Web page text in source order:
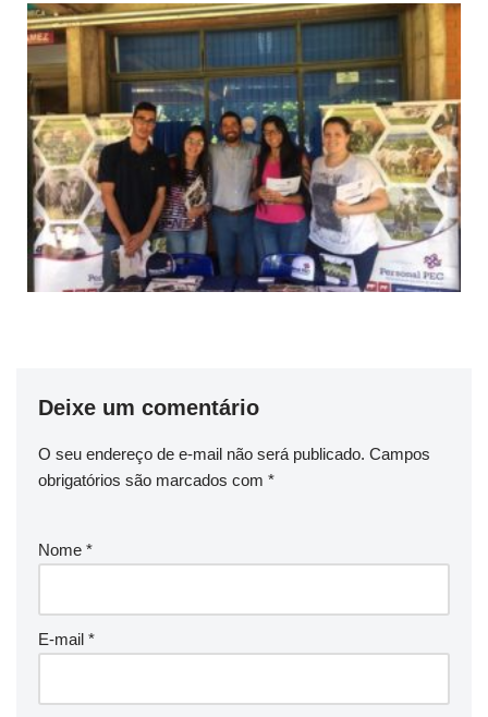
Deixe um comentário
O seu endereço de e-mail não será publicado. Campos
obrigatórios são marcados com *
Nome *
E-mail *